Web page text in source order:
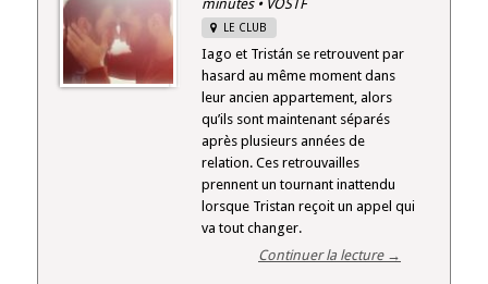
minutes • VOSTF
LE CLUB
Iago et Tristán se retrouvent par
hasard au même moment dans
leur ancien appartement, alors
qu’ils sont maintenant séparés
après plusieurs années de
relation. Ces retrouvailles
prennent un tournant inattendu
lorsque Tristan reçoit un appel qui
va tout changer.
Continuer la lecture →